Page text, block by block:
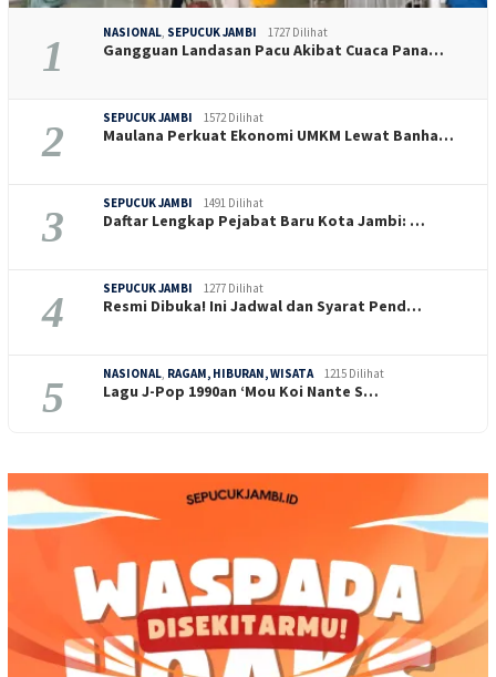
1 NASIONAL, SEPUCUK JAMBI 1727 Dilihat
Gangguan Landasan Pacu Akibat Cuaca Pana…
2 SEPUCUK JAMBI 1572 Dilihat
Maulana Perkuat Ekonomi UMKM Lewat Banha…
3 SEPUCUK JAMBI 1491 Dilihat
Daftar Lengkap Pejabat Baru Kota Jambi: …
4 SEPUCUK JAMBI 1277 Dilihat
Resmi Dibuka! Ini Jadwal dan Syarat Pend…
5 NASIONAL, RAGAM, HIBURAN, WISATA 1215 Dilihat
Lagu J-Pop 1990an ‘Mou Koi Nante S…